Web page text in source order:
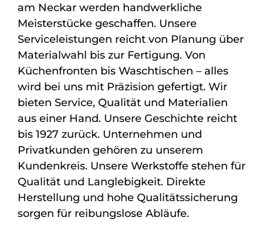
am Neckar werden handwerkliche
Meisterstücke geschaffen. Unsere
Serviceleistungen reicht von Planung über
Materialwahl bis zur Fertigung. Von
Küchenfronten bis Waschtischen – alles
wird bei uns mit Präzision gefertigt. Wir
bieten Service, Qualität und Materialien
aus einer Hand. Unsere Geschichte reicht
bis 1927 zurück. Unternehmen und
Privatkunden gehören zu unserem
Kundenkreis. Unsere Werkstoffe stehen für
Qualität und Langlebigkeit. Direkte
Herstellung und hohe Qualitätssicherung
sorgen für reibungslose Abläufe.